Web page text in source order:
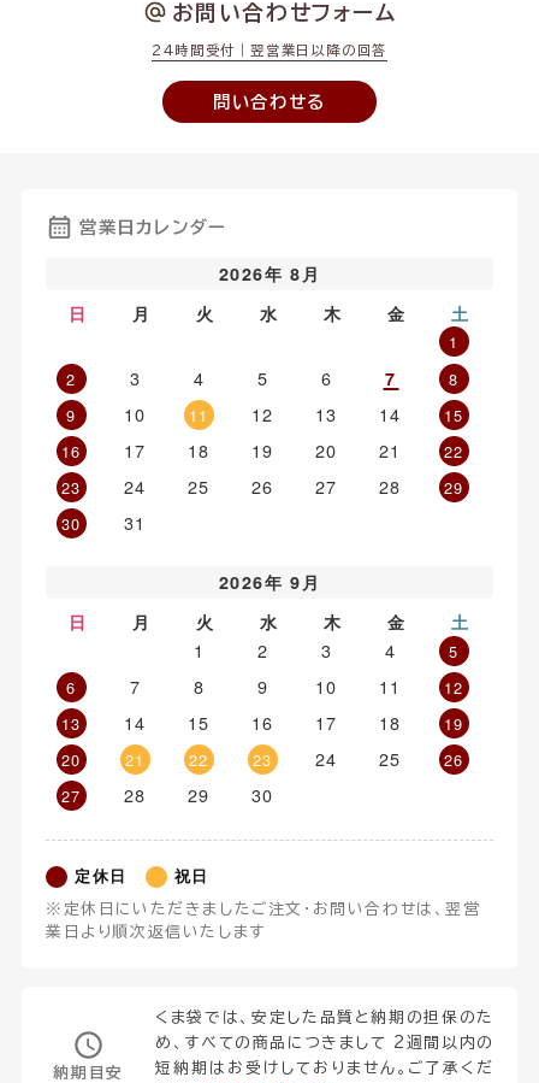
お問い合わせフォーム
24時間受付｜翌営業日以降の回答
問い合わせる
営業日カレンダー
2026年 8月
日
月 火 水 木 金 土
1
2
3 4 5 6 7
8
9
10 11 12 13 14
15
16
17 18 19 20 21
22
23
24 25 26 27 28
29
30
31
2026年 9月
日
月 火 水 木 金 土
1 2 3 4
5
6
7 8 9 10 11
12
13
14 15 16 17 18
19
20
21 22 23 24 25
26
27
28 29 30
定休日 祝日
※定休日にいただきましたご注文・お問い合わせは、翌営
業日より順次返信いたします
納期目安
くま袋では、安定した品質と納期の担保のた
め、すべての商品につきまして 2週間以内の
短納期はお受けしておりません。ご了承くだ